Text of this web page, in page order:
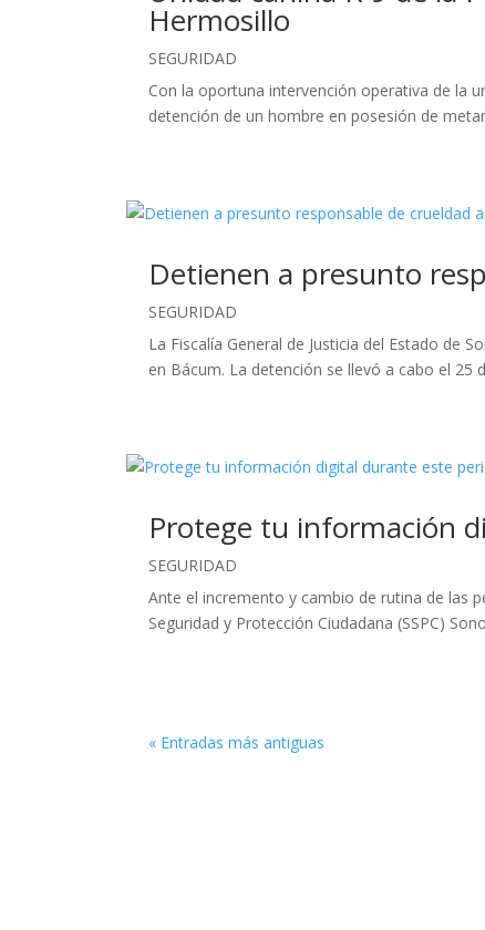
Hermosillo
SEGURIDAD
Con la oportuna intervención operativa de la
detención de un hombre en posesión de
Detienen a presunto
SEGURIDAD
La Fiscalía General de Justicia del Estado de
en Bácum. La detención se llevó a cabo el 25
Protege tu información
SEGURIDAD
Ante el incremento y cambio de rutina de las
Seguridad y Protección Ciudadana (SSPC)
« Entradas más antiguas